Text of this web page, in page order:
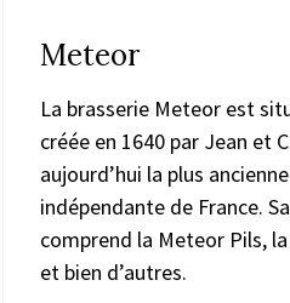
Meteor
La brasserie Meteor est
créée en 1640 par Jean et
aujourd’hui la plus
indépendante de France.
comprend la Meteor Pils,
et bien d’autres.